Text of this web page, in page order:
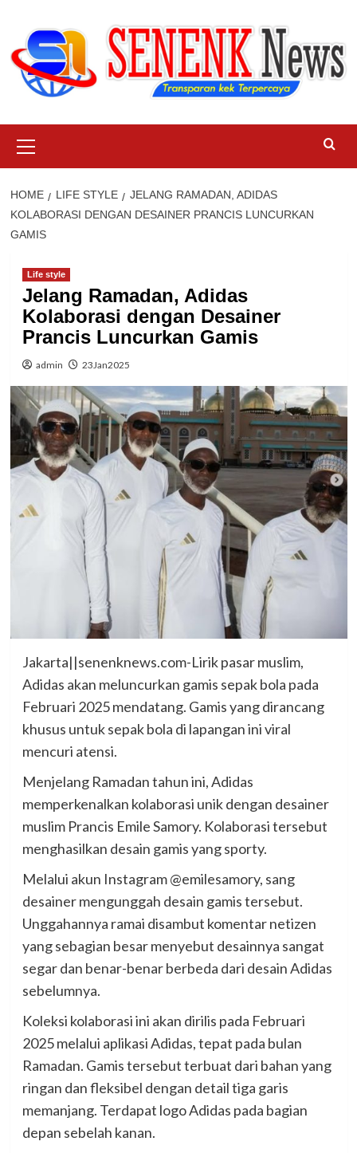
content
Menu
HOME LIFE STYLE
JELANG RAMADAN, ADIDAS
KOLABORASI DENGAN DESAINER PRANCIS LUNCURKAN
GAMIS
Life style
Jelang Ramadan, Adidas
Kolaborasi dengan Desainer
Prancis Luncurkan Gamis
admin 23Jan2025
Jakarta||senenknews.com-Lirik pasar muslim,
Adidas akan meluncurkan gamis sepak bola pada
Februari 2025 mendatang. Gamis yang dirancang
khusus untuk sepak bola di lapangan ini viral
mencuri atensi.
Menjelang Ramadan tahun ini, Adidas
memperkenalkan kolaborasi unik dengan desainer
muslim Prancis Emile Samory. Kolaborasi tersebut
menghasilkan desain gamis yang sporty.
Melalui akun Instagram @emilesamory, sang
desainer mengunggah desain gamis tersebut.
Unggahannya ramai disambut komentar netizen
yang sebagian besar menyebut desainnya sangat
segar dan benar-benar berbeda dari desain Adidas
sebelumnya.
Koleksi kolaborasi ini akan dirilis pada Februari
2025 melalui aplikasi Adidas, tepat pada bulan
Ramadan. Gamis tersebut terbuat dari bahan yang
ringan dan fleksibel dengan detail tiga garis
memanjang. Terdapat logo Adidas pada bagian
depan sebelah kanan.